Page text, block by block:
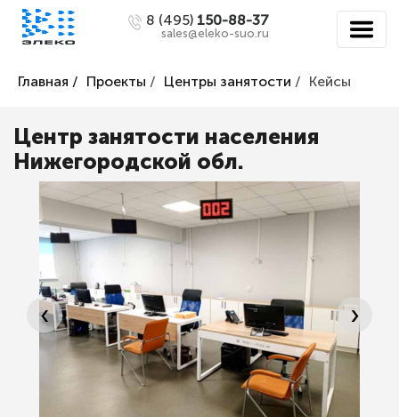
8 (495) 150-88-37
sales@eleko-suo.ru
Главная / Проекты / Центры занятости / Кейсы
Центр занятости населения
Нижегородской обл.
‹ ›